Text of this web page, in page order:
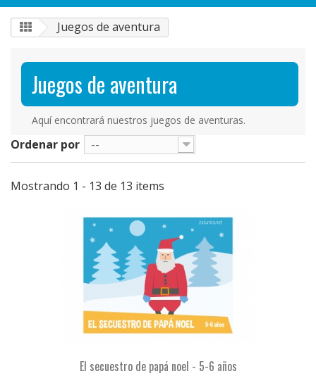
Juegos de aventura
Juegos de aventura
Aquí encontrará nuestros juegos de aventuras.
Ordenar por --
Mostrando 1 - 13 de 13 items
El secuestro de papá noel - 5-6 años